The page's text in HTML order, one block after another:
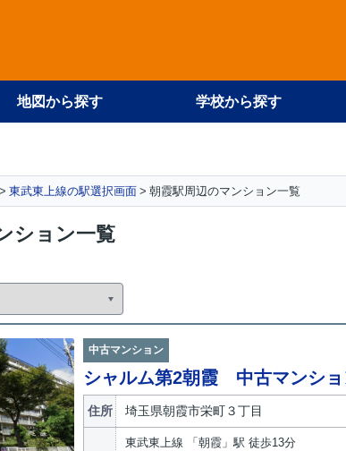
地図から探す 学校から探す
東武東上線の駅選択画面 朝霞駅周辺のマンション一覧
ション一覧
中古マンション
シャルム第2朝霞 中古マンショ
住所 埼玉県朝霞市栄町３丁目
東武東上線 「朝霞」駅 徒歩13分